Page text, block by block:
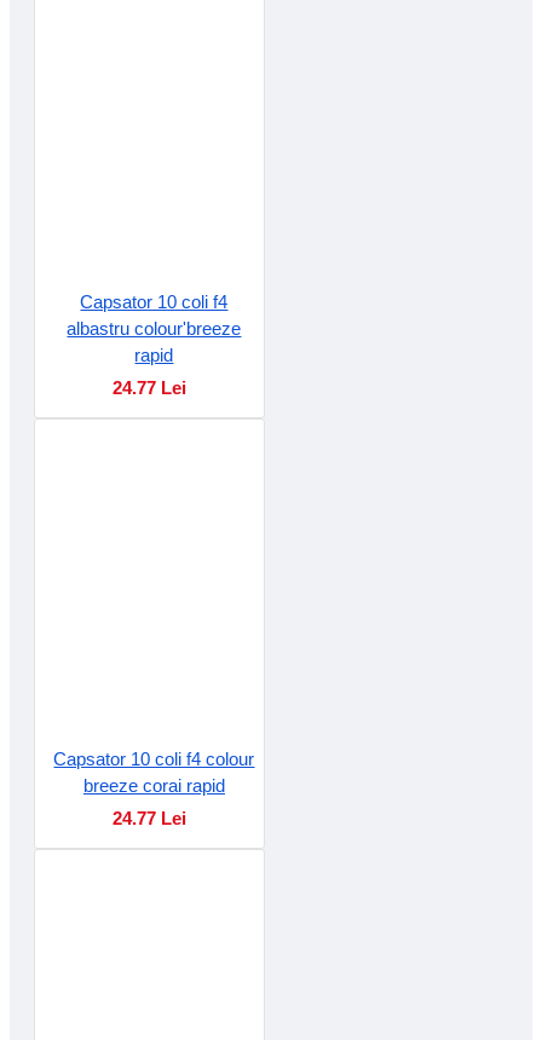
Capsator 10 coli f4
albastru colour'breeze
rapid
24.77 Lei
Capsator 10 coli f4 colour
breeze corai rapid
24.77 Lei